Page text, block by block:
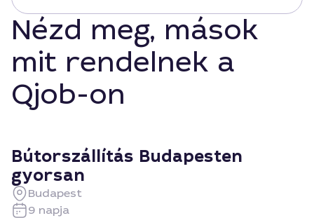
Nézd meg, mások
mit rendelnek a
Qjob-on
Bútorszállítás Budapesten
gyorsan
Budapest
9 napja